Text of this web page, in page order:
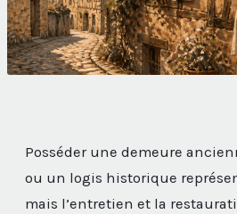
Posséder une demeure
ou un logis historique
mais l’entretien et la